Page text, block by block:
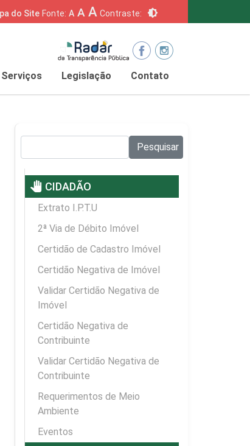
do Site Fonte: A A A Contraste: brightness_6
Serviços Legislação Contato
Pesquisar
pan_tool CIDADÃO
Extrato I.P.T.U
2ª Via de Débito Imóvel
Certidão de Cadastro Imóvel
Certidão Negativa de Imóvel
Validar Certidão Negativa de
Imóvel
Certidão Negativa de
Contribuinte
Validar Certidão Negativa de
Contribuinte
Requerimentos de Meio
Ambiente
Eventos